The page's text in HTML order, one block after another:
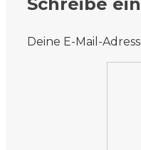
Deine E-Mail-